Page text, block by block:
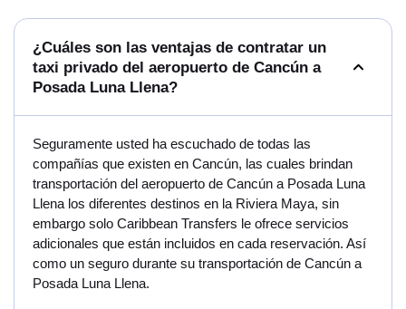
¿Cuáles son las ventajas de contratar un
taxi privado del aeropuerto de Cancún a
Posada Luna Llena?
Seguramente usted ha escuchado de todas las
compañías que existen en Cancún, las cuales brindan
transportación del aeropuerto de Cancún a Posada Luna
Llena los diferentes destinos en la Riviera Maya, sin
embargo solo Caribbean Transfers le ofrece servicios
adicionales que están incluidos en cada reservación. Así
como un seguro durante su transportación de Cancún a
Posada Luna Llena.